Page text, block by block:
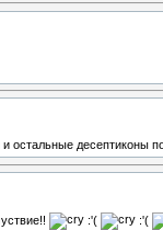
остальные десептиконы
:'( :'(